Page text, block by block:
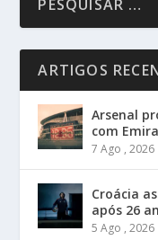
ARTIGOS
Arsenal
com
7 Ago , 2026
Croácia
após 26
5 Ago , 2026